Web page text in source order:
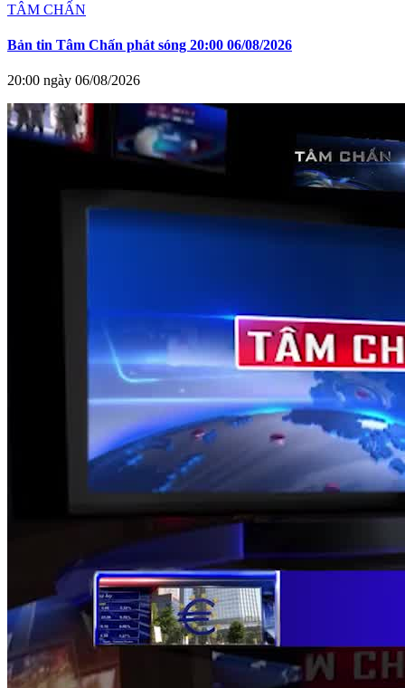
TÂM CHẤN
Bản tin Tâm Chấn phát sóng 20:00 06/08/2026
20:00 ngày 06/08/2026